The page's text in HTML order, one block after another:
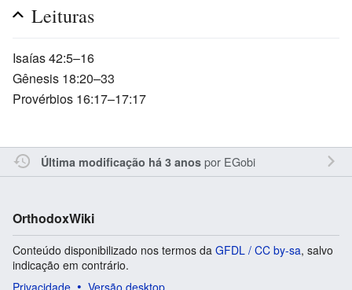
Leituras
Isaías 42:5–16
Gênesis 18:20–33
Provérbios 16:17–17:17
Última modificação há 3 anospor EGobi
OrthodoxWiki
Conteúdo disponibilizado nos termos da GFDL / CC by-sa, salvo
indicação em contrário.
Privacidade
Versão desktop